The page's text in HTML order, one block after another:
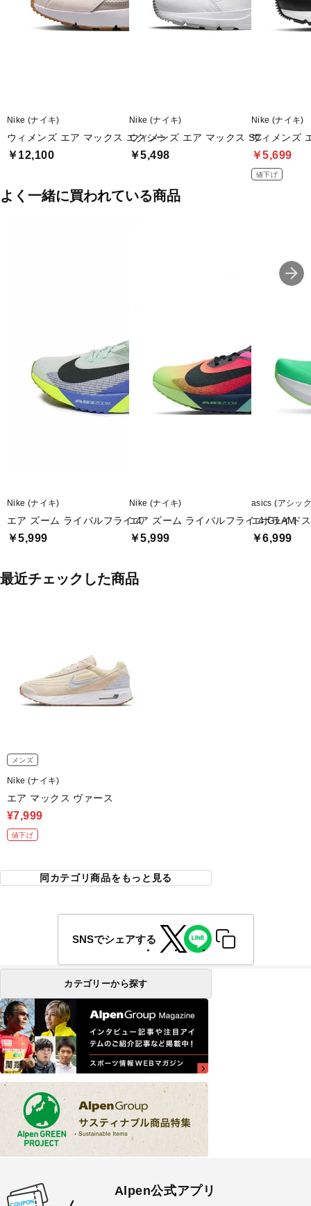
Nike (ナイキ)
ウィメンズ エア マックス エクシー
￥12,100
Nike (ナイキ)
ウィメンズ エア マックス SC
￥5,498
Nike (ナイキ)
ウィメンズ
￥5,699
値下げ
よく一緒に買われている商品
Nike (ナイキ)
エア ズーム ライバルフライ 4
￥5,999
Nike (ナイキ)
エア ズーム ライバルフライ 4 GLAM
￥5,999
asics (アシッ
エボライド
￥6,999
最近チェックした商品
メンズ
Nike (ナイキ)
エア マックス ヴァース
¥7,999
値下げ
同カテゴリ商品をもっと見る
SNSでシェアする
カテゴリーから探す
Alpen公式アプリ